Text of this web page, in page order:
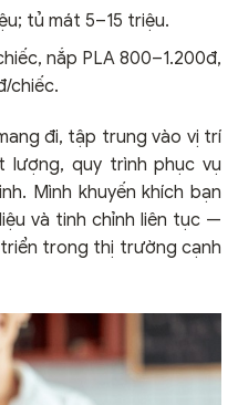
tủ mát 5–15 triệu.
nắp PLA 800–1.200đ,
chiếc.
đi, tập trung vào vị trí
lượng, quy trình phục vụ
Mình khuyến khích bạn
và tinh chỉnh liên tục —
trong thị trường cạnh